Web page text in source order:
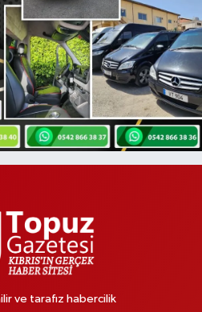
ve tarafız habercilik